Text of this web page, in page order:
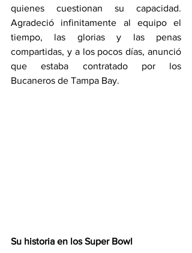
quienes cuestionan su capacidad.
Agradeció infinitamente al equipo el
tiempo, las glorias y las penas
compartidas, y a los pocos días, anunció
que estaba contratado por los
Bucaneros de Tampa Bay.
Su historia en los Super Bowl